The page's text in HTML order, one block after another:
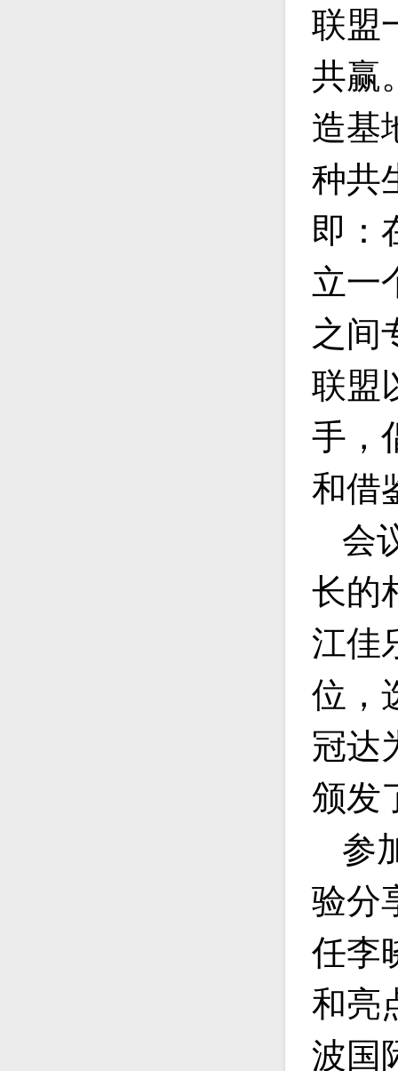
联盟
共赢
造基
种共
即：
立一
之间
联盟
手，
和借
会
长的
江佳
位，
冠达
颁发
参
验分
任李
和亮
波国